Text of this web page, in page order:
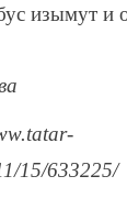
изымут и
15/633225/